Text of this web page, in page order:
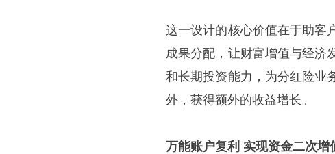
这一设计的核心价值在于助客
成果分配，让财富增值与经济
和长期投资能力，为分红险业
外，获得额外的收益增长。
万能账户复利 实现资金二次增